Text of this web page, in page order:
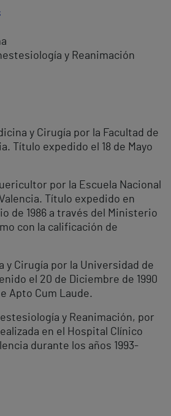
y Reanimación
y Cirugía por la Facultad de
Título expedido el 18 de Mayo
por la Escuela Nacional
Título expedido en
de 1986 a través del Ministerio
con la calificación de
y Cirugía por la Universidad de
el 20 de Diciembre de 1990
Apto Cum Laude.
y Reanimación, por
en el Hospital Clínico
durante los años 1993-